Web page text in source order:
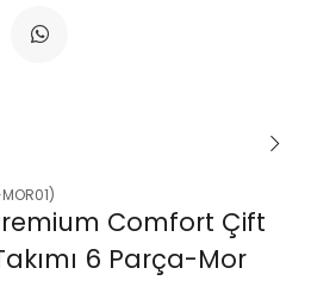
Comfort Çift
6 Parça-Mor